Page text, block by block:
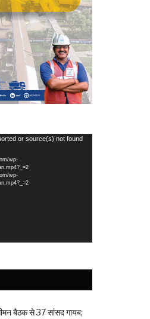
or source(s) not found
wp-
wp-
बैठक से 37 सांसद गायब;